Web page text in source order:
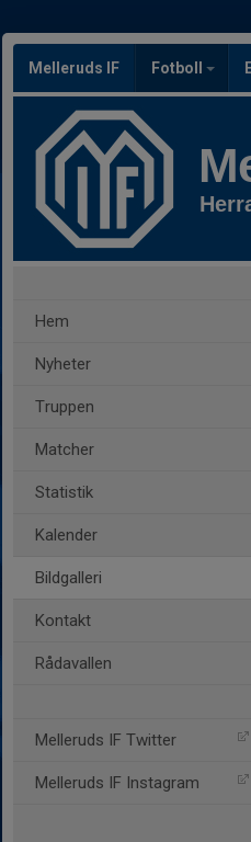
Melleruds IF Fotboll
Hem
Nyheter
Truppen
Matcher
Statistik
Kalender
Bildgalleri
Kontakt
Rådavallen
Melleruds IF Twitter
Melleruds IF Instagram